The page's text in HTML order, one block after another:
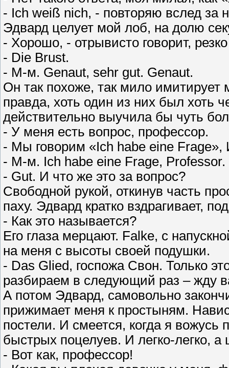
- Ich weiß nich, - повторяю вслед за
Эдвард целует мой лоб, на долю
- Хорошо, - отрывисто говорит,
- Die Brust.
- M-м. Genaut, sehr gut. Genaut.
Он так похоже, так мило
правда, хоть один из них был хоть
действительно выучила бы чуть
- У меня есть вопрос, профессор.
- Мы говорим «Ich habe eine Frage»,
- М-м. Ich habe eine Frage, Professor.
- Gut. И что же это за вопрос?
Свободной рукой, откинув часть
паху. Эдвард кратко вздрагивает,
- Как это называется?
Его глаза мерцают. Falke, с
на меня с высоты своей подушки.
- Das Glied, госпожа Свон. Только
разбираем в следующий раз – жду
А потом Эдвард, самовольно
прижимает меня к простыням.
постели. И смеется, когда я вожусь
быстрых поцелуев. И легко-легко, а
- Вот как, профессор!